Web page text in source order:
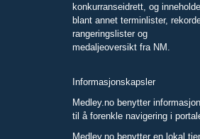
konkurranseidrett, og
blant annet terminlister,
rangeringslister og
medaljeoversikt fra NM.
Informasjonskapsler
Medley.no benytter
til å forenkle navigering i
Medley.no benytter en lokal